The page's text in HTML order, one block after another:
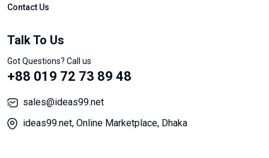
Contact Us
Talk To Us
Got Questions? Call us
+88 019 72 73 89 48
sales@ideas99.net
ideas99.net, Online Marketplace, Dhaka